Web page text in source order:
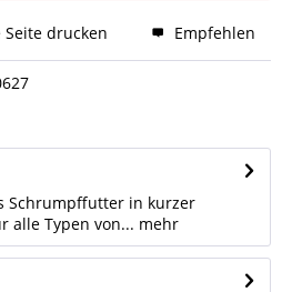
Seite drucken Empfehlen
Schrumpffutter in kurzer
alle Typen von... mehr